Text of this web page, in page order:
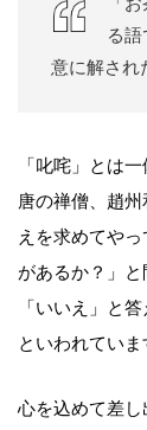
る
意に解され
「叱咤」とは
唐の禅僧、趙
えを求めてや
があるか？」と
「いいえ」と
といわれていま
心を込めて差